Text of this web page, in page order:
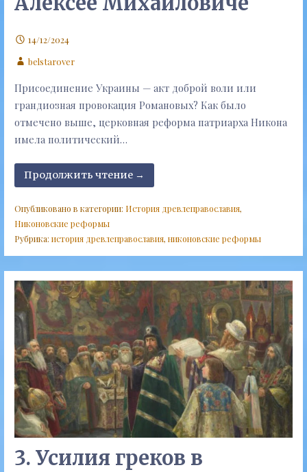
14/12/2024
belstarover
Присоединение Украины — акт доброй воли или
грандиозная провокация Романовых? Как было
отмечено выше, церковная реформа патриарха Никона
имела политический…
Продолжить чтение →
Опубликовано в категории: История древлеправославия,
Никоновские реформы
Рубрика: история древлеправославия, никоновские реформы
3. Усилия греков в